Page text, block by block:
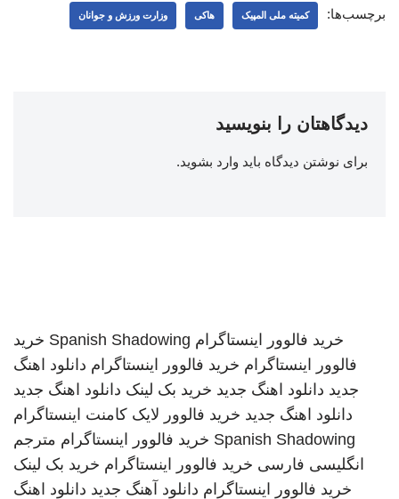
برچسب‌ها: کمیته ملی المپیک هاکی وزارت ورزش و جوانان
دیدگاهتان را بنویسید
برای نوشتن دیدگاه باید وارد بشوید.
خرید فالوور اینستاگرام Spanish Shadowing خرید
فالوور اینستاگرام خرید فالوور اینستاگرام دانلود اهنگ
جدید دانلود اهنگ جدید خرید بک لینک دانلود اهنگ جدید
دانلود اهنگ جدید خرید فالوور لایک کامنت اینستاگرام
Spanish Shadowing خرید فالوور اینستاگرام مترجم
انگلیسی فارسی خرید فالوور اینستاگرام خرید بک لینک
خرید فالوور اینستاگرام دانلود آهنگ جدید دانلود اهنگ